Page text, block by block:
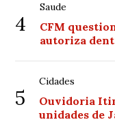
4
Saude
CFM
autoriza
5
Cidades
Ouvidoria
unidades de